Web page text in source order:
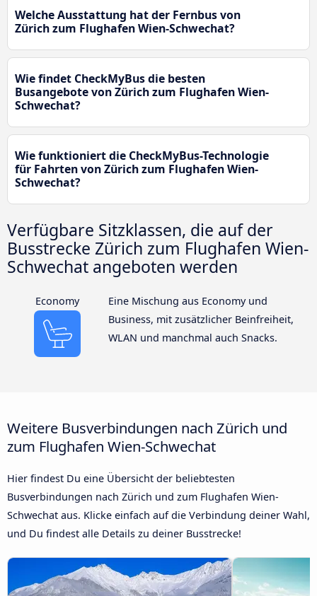
Welche Ausstattung hat der Fernbus von
Zürich zum Flughafen Wien-Schwechat?
Wie findet CheckMyBus die besten
Busangebote von Zürich zum Flughafen Wien-
Schwechat?
Wie funktioniert die CheckMyBus-Technologie
für Fahrten von Zürich zum Flughafen Wien-
Schwechat?
Verfügbare Sitzklassen, die auf der
Busstrecke Zürich zum Flughafen Wien-
Schwechat angeboten werden
Economy
Eine Mischung aus Economy und
Business, mit zusätzlicher Beinfreiheit,
WLAN und manchmal auch Snacks.
Weitere Busverbindungen nach Zürich und
zum Flughafen Wien-Schwechat
Hier findest Du eine Übersicht der beliebtesten
Busverbindungen nach Zürich und zum Flughafen Wien-
Schwechat aus. Klicke einfach auf die Verbindung deiner Wahl,
und Du findest alle Details zu deiner Busstrecke!